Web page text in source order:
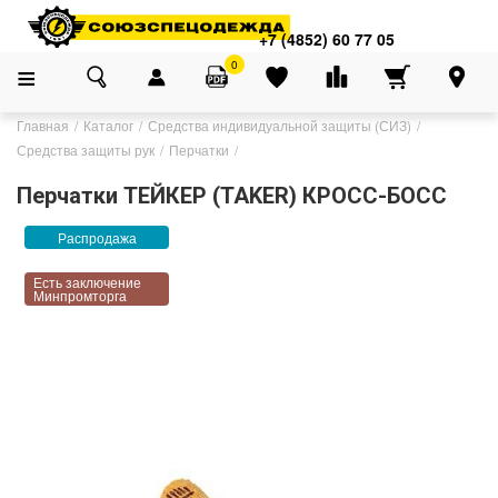
+7 (4852) 60 77 05
0
Главная Каталог
Средства индивидуальной защиты (СИЗ)
Средства защиты рук
Перчатки
Перчатки ТЕЙКЕР (TAKER) КРОСС-БОСС
Распродажа
Есть заключение
Минпромторга